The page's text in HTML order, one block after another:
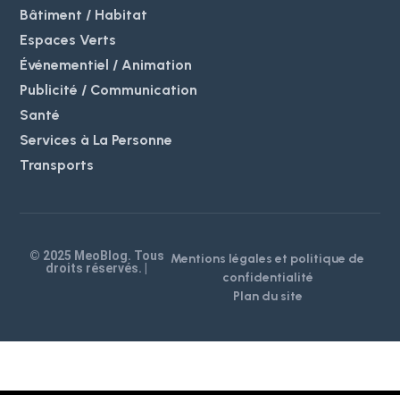
Bâtiment / Habitat
Espaces Verts
Événementiel / Animation
Publicité / Communication
Santé
Services à La Personne
Transports
© 2025 MeoBlog. Tous
droits réservés. |
Mentions légales et politique de
confidentialité
Plan du site